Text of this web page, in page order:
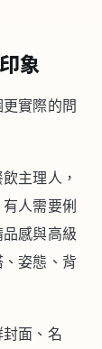
象
實際的問
主理人，
人需要俐
感與高級
姿態、背
面、名